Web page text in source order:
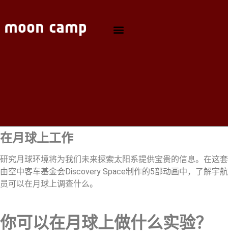
在月球上工作
研究月球环境将为我们未来探索太阳系提供宝贵的信息。在这套
由空中客车基金会Discovery Space制作的5部动画中，了解宇航
员可以在月球上调查什么。
你可以在月球上做什么实验？